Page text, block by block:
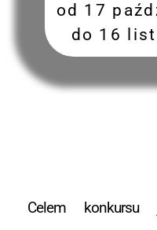
od 17
do 16
Celem konkursu